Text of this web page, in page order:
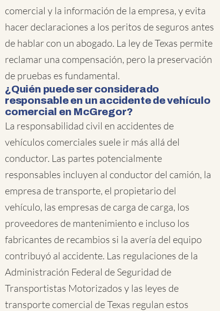
comercial y la información de la empresa, y evita
hacer declaraciones a los peritos de seguros antes
de hablar con un abogado. La ley de Texas permite
reclamar una compensación, pero la preservación
de pruebas es fundamental.
¿Quién puede ser considerado
responsable en un accidente de vehículo
comercial en McGregor?
La responsabilidad civil en accidentes de
vehículos comerciales suele ir más allá del
conductor. Las partes potencialmente
responsables incluyen al conductor del camión, la
empresa de transporte, el propietario del
vehículo, las empresas de carga de carga, los
proveedores de mantenimiento e incluso los
fabricantes de recambios si la avería del equipo
contribuyó al accidente. Las regulaciones de la
Administración Federal de Seguridad de
Transportistas Motorizados y las leyes de
transporte comercial de Texas regulan estos